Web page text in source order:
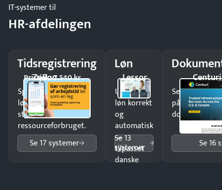
IT-systemer til
HR-afdelingen
Tidsregistrering
ZeBon
Pristjek: 7.540 kr
Spar tid på
lønberegning og få
styr på
ressourceforbruget.
Se 17 systemer
Løn
Lessor
Udbetal
løn korrekt
og
automatisk
—
tilpasset
danske
Se 13
systemer
Centuri
Send
på minutter
dokumenter.
Se 16